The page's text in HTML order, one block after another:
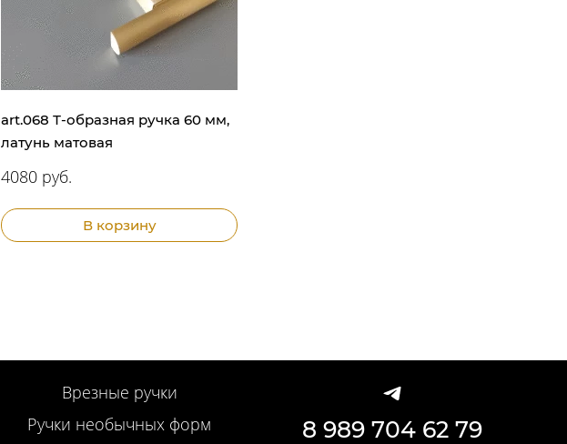
art.068 Т-образная ручка 60 мм,
латунь матовая
4080 руб.
В корзину
Врезные ручки
Ручки необычных форм
8 989 704 62 79